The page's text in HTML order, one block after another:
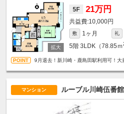
5F 21万円
10,000円
敷 1ヶ月 礼
5階 3LDK（78.85ｍ
9月退去！新川崎・鹿島田駅利用可！大
マンション ルーブル川崎伍番館